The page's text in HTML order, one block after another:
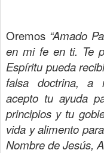
Oremos “Amado
en mi fe en ti. Te
Espíritu pueda
falsa doctrina, a
acepto tu ayuda
principios y tu
vida y alimento
Nombre de Jesús,